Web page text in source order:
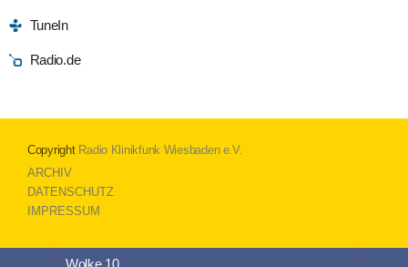
Wolke 10
TuneIn
Radio.de
Copyright Radio Klinikfunk Wiesbaden e.V.
ARCHIV
DATENSCHUTZ
IMPRESSUM